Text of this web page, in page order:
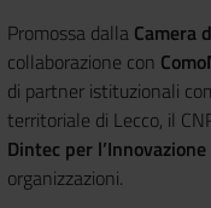
Promossa dalla Camera
collaborazione con
di partner istituzionali
territoriale di Lecco, il
Dintec per
organizzazioni.